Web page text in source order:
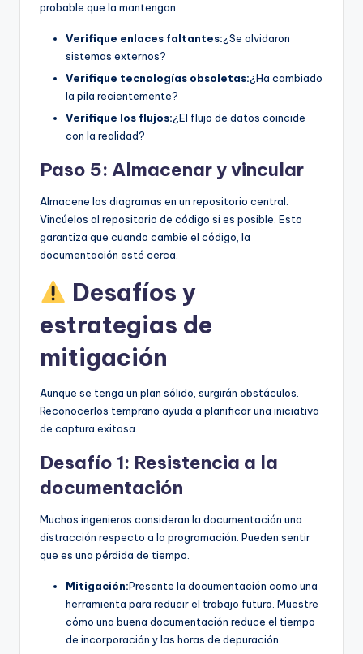
probable que la mantengan.
Verifique enlaces faltantes:¿Se olvidaron
sistemas externos?
Verifique tecnologías obsoletas:¿Ha cambiado
la pila recientemente?
Verifique los flujos:¿El flujo de datos coincide
con la realidad?
Paso 5: Almacenar y vincular
Almacene los diagramas en un repositorio central.
Vincúelos al repositorio de código si es posible. Esto
garantiza que cuando cambie el código, la
documentación esté cerca.
Desafíos y
estrategias de
mitigación
Aunque se tenga un plan sólido, surgirán obstáculos.
Reconocerlos temprano ayuda a planificar una iniciativa
de captura exitosa.
Desafío 1: Resistencia a la
documentación
Muchos ingenieros consideran la documentación una
distracción respecto a la programación. Pueden sentir
que es una pérdida de tiempo.
Mitigación:Presente la documentación como una
herramienta para reducir el trabajo futuro. Muestre
cómo una buena documentación reduce el tiempo
de incorporación y las horas de depuración.